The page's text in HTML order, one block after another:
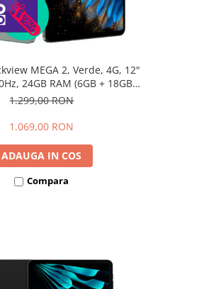
MEGA 2, Verde, 4G, 12"
24GB RAM (6GB + 18GB
256GB ROM, Android 15,
Face Unlock, Dual SIM
1.299,00 RON
1.069,00 RON
ADAUGA IN COS
Compara